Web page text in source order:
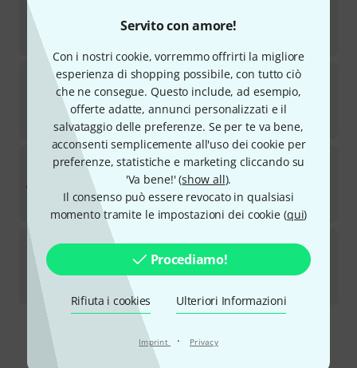
Servito con amore!
Con i nostri cookie, vorremmo offrirti la migliore
esperienza di shopping possibile, con tutto ciò
che ne consegue. Questo include, ad esempio,
offerte adatte, annunci personalizzati e il
salvataggio delle preferenze. Se per te va bene,
acconsenti semplicemente all'uso dei cookie per
preferenze, statistiche e marketing cliccando su
'Va bene!' (show all).
Il consenso può essere revocato in qualsiasi
momento tramite le impostazioni dei cookie (qui)
Procediamo!
Rifiuta i cookies Ulteriori Informazioni
Imprint · Privacy
Disponibile
DynacordPowermate 1000-3 B-Stock
6
Disponibile
€ 2.739
DynacordPowermate 600-3 B-Stock
3
Disponibile
€ 1.838
DynacordPowermate 1600-3 Bundle
1
Disponibile
3.490
Spedizione gratuita per acquisti di un importo superiore a € 99
I prezzi includono l'IVA locale